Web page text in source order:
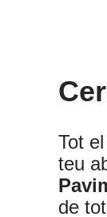
Tot
teu
de